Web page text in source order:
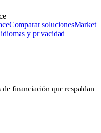
Comparar solucionesMarket
y privacidad
financiación que respaldan